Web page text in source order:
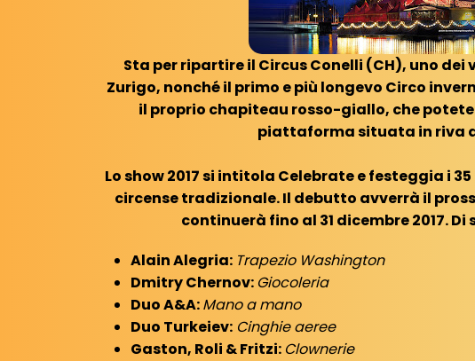
Sta per ripartire il Circus Conelli (CH), uno
Zurigo, nonché il primo e più longevo Circo
il proprio chapiteau rosso-giallo, che
piattaforma situata in riva
Lo show 2017 si intitola Celebrate e festeggia i
circense tradizionale. Il debutto avverrà il
continuerà fino al 31 dicembre 2017.
Alain Alegria: Trapezio Washington
Dmitry Chernov: Giocoleria
Duo A&A:Mano a mano
Duo Turkeiev: Cinghie aeree
Gaston, Roli & Fritzi: Clownerie